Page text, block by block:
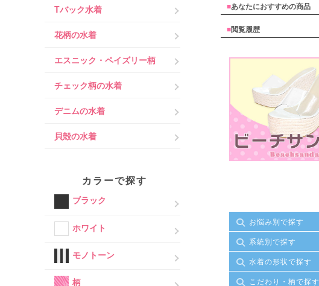
Tバック水着
花柄の水着
エスニック・ペイズリー柄
チェック柄の水着
デニムの水着
貝殻の水着
カラーで探す
ブラック
ホワイト
モノトーン
柄
■あなたにおすすめの商品
■閲覧履歴
お悩み別で探す
系統別で探す
水着の形状で探す
こだわり・柄で探す